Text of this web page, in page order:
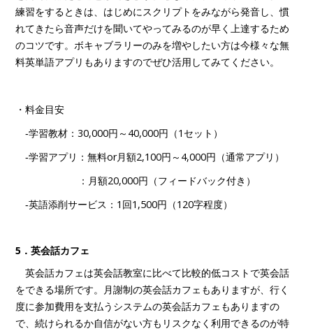
練習をするときは、はじめにスクリプトをみながら発音し、慣
れてきたら音声だけを聞いてやってみるのが早く上達するため
のコツです。ボキャブラリーのみを増やしたい方は今様々な無
料英単語アプリもありますのでぜひ活用してみてください。
・料金目安
‐学習教材：30,000円～40,000円（1セット）
‐学習アプリ：無料or月額2,100円～4,000円（通常アプリ）
：月額20,000円（フィードバック付き）
‐英語添削サービス：1回1,500円（120字程度）
5．英会話カフェ
英会話カフェは英会話教室に比べて比較的低コストで英会話
をできる場所です。月謝制の英会話カフェもありますが、行く
度に参加費用を支払うシステムの英会話カフェもありますの
で、続けられるか自信がない方もリスクなく利用できるのが特